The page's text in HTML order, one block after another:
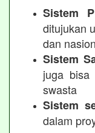
Sistem
ditujukan
dan
Sistem
juga bisa
swasta
Sistem
dalam